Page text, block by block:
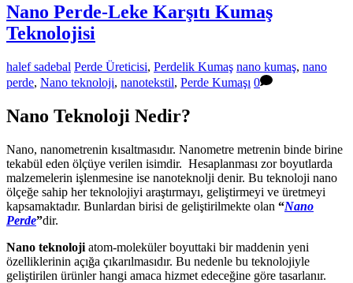
Nano Perde-Leke Karşıtı Kumaş
Teknolojisi
halef sadebal Perde Üreticisi, Perdelik Kumaş nano kumaş, nano
perde, Nano teknoloji, nanotekstil, Perde Kumaşı 0
Nano Teknoloji Nedir?
Nano, nanometrenin kısaltmasıdır. Nanometre metrenin binde birine
tekabül eden ölçüye verilen isimdir. Hesaplanması zor boyutlarda
malzemelerin işlenmesine ise nanoteknolji denir. Bu teknoloji nano
ölçeğe sahip her teknolojiyi araştırmayı, geliştirmeyi ve üretmeyi
kapsamaktadır. Bunlardan birisi de geliştirilmekte olan “Nano
Perde”dir.
Nano teknoloji atom-moleküler boyuttaki bir maddenin yeni
özelliklerinin açığa çıkarılmasıdır. Bu nedenle bu teknolojiyle
geliştirilen ürünler hangi amaca hizmet edeceğine göre tasarlanır.